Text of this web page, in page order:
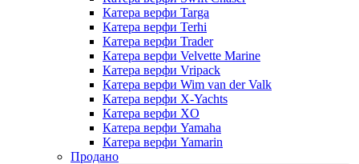
Катера верфи Targa
Катера верфи Terhi
Катера верфи Trader
Катера верфи Velvette Marine
Катера верфи Vripack
Катера верфи Wim van der Valk
Катера верфи X-Yachts
Катера верфи XO
Катера верфи Yamaha
Катера верфи Yamarin
Продано